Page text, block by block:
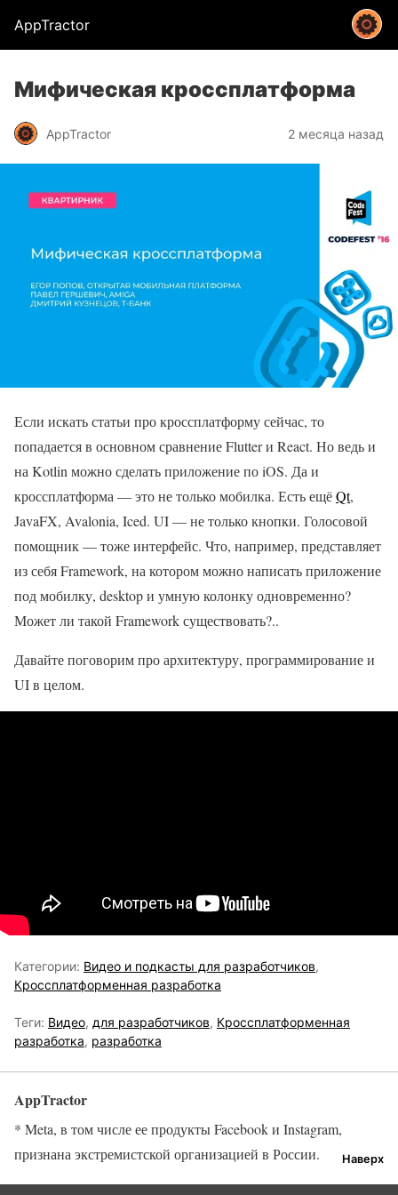
AppTractor
Мифическая кроссплатформа
AppTractor 2 месяца назад
Если искать статьи про кроссплатформу сейчас, то
попадается в основном сравнение Flutter и React. Но ведь и
на Kotlin можно сделать приложение по iOS. Да и
кроссплатформа — это не только мобилка. Есть ещёQt,
JavaFX, Avalonia, Iced. UI — не только кнопки. Голосовой
помощник — тоже интерфейс. Что, например, представляет
из себя Framework, на котором можно написать приложение
под мобилку, desktop и умную колонку одновременно?
Может ли такой Framework существовать?..
Давайте поговорим про архитектуру, программирование и
UI в целом.
Категории: Видео и подкасты для разработчиков,
Кроссплатформенная разработка
Теги: Видео, для разработчиков, Кроссплатформенная
разработка, разработка
AppTractor
Наверх
* Meta, в том числе ее продукты Facebook и Instagram,
признана экстремистской организацией в России.